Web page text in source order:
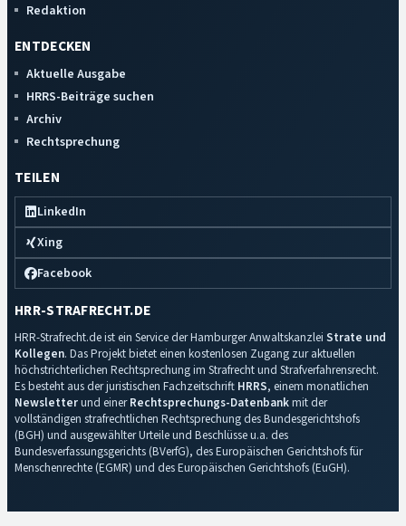
Redaktion
ENTDECKEN
Aktuelle Ausgabe
HRRS-Beiträge suchen
Archiv
Rechtsprechung
TEILEN
LinkedIn
Xing
Facebook
HRR-STRAFRECHT.DE
HRR-Strafrecht.de ist ein Service der Hamburger Anwaltskanzlei Strate und
Kollegen. Das Projekt bietet einen kostenlosen Zugang zur aktuellen
höchstrichterlichen Rechtsprechung im Strafrecht und Strafverfahrensrecht.
Es besteht aus der juristischen Fachzeitschrift HRRS, einem monatlichen
Newsletterund einerRechtsprechungs-Datenbankmit der
vollständigen strafrechtlichen Rechtsprechung des Bundesgerichtshofs
(BGH) und ausgewählter Urteile und Beschlüsse u.a. des
Bundesverfassungsgerichts (BVerfG), des Europäischen Gerichtshofs für
Menschenrechte (EGMR) und des Europäischen Gerichtshofs (EuGH).